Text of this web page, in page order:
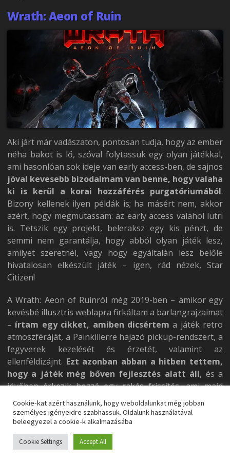
Wrath: Aeon of Ruin
Aki járt már vadászaton, pontosan tudja, hogy az ember
néha bakot is lő, szóval folytassuk egy olyan játékkal,
ami hasonlóan sok ideje van early access-ben, de sajnos
jóval kevesebb bizodalmam van benne, hogy valaha
ki is kerül a korai hozzáférés purgatóriumából.
Bizony kellenek ilyen példák is; ha másért nem, akkor
azért, hogy megmutassam: az early access valahol lutri
is. Tetszik egy projekt, beleraksz egy kis pénzt, de
semmi nem garantálja, hogy abból olyan játék lesz,
amilyet szeretnél, vagy hogy egyáltalán lesz belőle
hivatalosan elkészült játék – igen, rád nézek, Star
Citizen!
A Wrath: Aeon of Ruinról még 2019-ben – amikor egy
kevésbé illusztris weblapra firkáltam a barlangrajzaimat
– írtam egy cikket, amiben dicsértem a játék retro
atmoszféráját, a Painkillerre hajazó pickup-rendszert, a
fegyverek kezelését és érzetét, valamint az
ellenféldizájnt. Ezt azonban abban a hitben tettem,
hogy a játék még bőven fejlesztés alatt áll, és a
jövőben érkezik hozzá egy rakás frissítés, ami majd
kikalapálja a néhol fura pályadizájnt, és az egyenetlen
nehézségi görbét – na meg persze kipótolja a
nyúlfarknyi játékidőt.
Cookie-kat azért használunk, hogy weboldalunkat még jobban
személyes igényeidre szabhassuk. Oldalunk használatával
beleegyezel a cookie-k alkalmazásába
Cookie Settings Accept All